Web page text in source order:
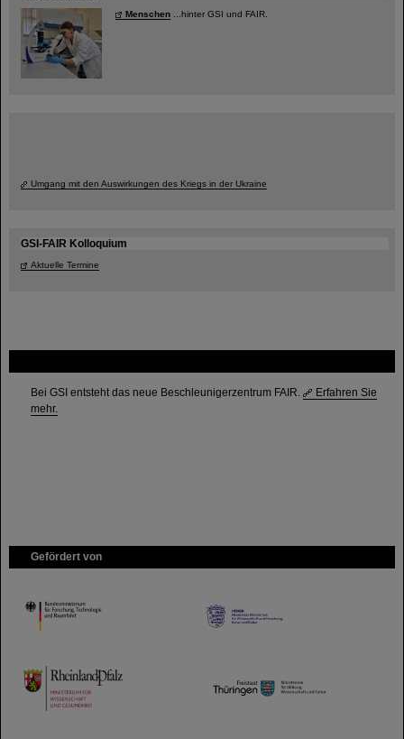
Bei GSI entsteht das neue Beschleunigerzentrum FAIR.
Erfahren Sie
mehr.
Gefördert von
HMWK
TMWWDG
Menschen ...hinter GSI und FAIR.
Umgang mit den Auswirkungen des Kriegs in der Ukraine
GSI-FAIR Kolloquium
Aktuelle Termine